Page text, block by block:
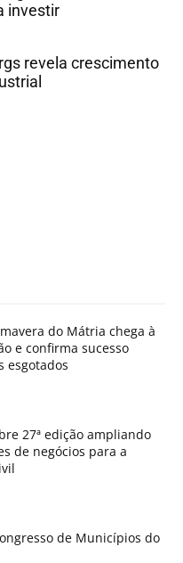
investir
revela crescimento
do Mátria chega à
e confirma sucesso
esgotados
27ª edição ampliando
de negócios para a
de Municípios do